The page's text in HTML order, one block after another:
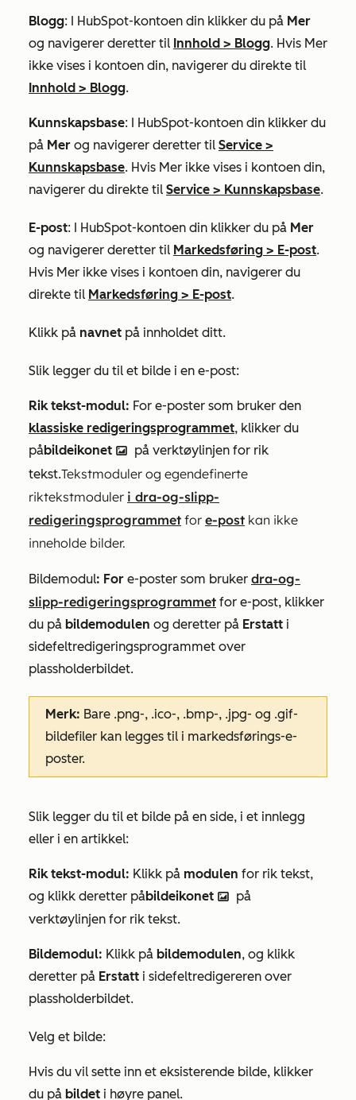
Blogg: I HubSpot-kontoen din klikker du på Mer
og navigerer deretter til Innhold > Blogg. Hvis Mer
ikke vises i kontoen din, navigerer du direkte til
Innhold > Blogg.
Kunnskapsbase: I HubSpot-kontoen din klikker du
på Mer og navigerer deretter til Service >
Kunnskapsbase. Hvis Mer ikke vises i kontoen din,
navigerer du direkte til Service > Kunnskapsbase.
E-post: I HubSpot-kontoen din klikker du på Mer
og navigerer deretter til Markedsføring > E-post.
Hvis Mer ikke vises i kontoen din, navigerer du
direkte til Markedsføring > E-post.
Klikk på navnet på innholdet ditt.
Slik legger du til et bilde i en e-post:
Rik tekst-modul: For e-poster som bruker den
klassiske redigeringsprogrammet, klikker du
påbildeikonet insertImage ici
på verktøylinjen for rik
tekst.Tekstmoduler og egendefinerte
riktekstmoduler i dra-og-slipp-
redigeringsprogrammet for e-post kan ikke
inneholde bilder.
Bildemodul: For e-poster som bruker dra-og-
slipp-redigeringsprogrammet for e-post, klikker
du på bildemodulen og deretter på Erstatt i
sidefeltredigeringsprogrammet over
plassholderbildet.
Merk: Bare .png-, .ico-, .bmp-, .jpg- og .gif-
bildefiler kan legges til i markedsførings-e-
poster.
Slik legger du til et bilde på en side, i et innlegg
eller i en artikkel:
Rik tekst-modul: Klikk på modulen for rik tekst,
og klikk deretter påbildeikonet insertImage ici
på
verktøylinjen for rik tekst.
Bildemodul: Klikk på bildemodulen, og klikk
deretter på Erstatt i sidefeltredigereren over
plassholderbildet.
Velg et bilde:
Hvis du vil sette inn et eksisterende bilde, klikker
du på bildet i høyre panel.